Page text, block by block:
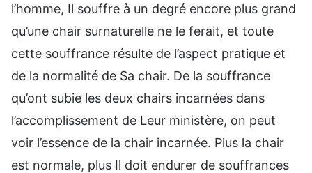
l’homme, Il souffre à un degré encore plus grand
qu’une chair surnaturelle ne le ferait, et toute
cette souffrance résulte de l’aspect pratique et
de la normalité de Sa chair. De la souffrance
qu’ont subie les deux chairs incarnées dans
l’accomplissement de Leur ministère, on peut
voir l’essence de la chair incarnée. Plus la chair
est normale, plus Il doit endurer de souffrances